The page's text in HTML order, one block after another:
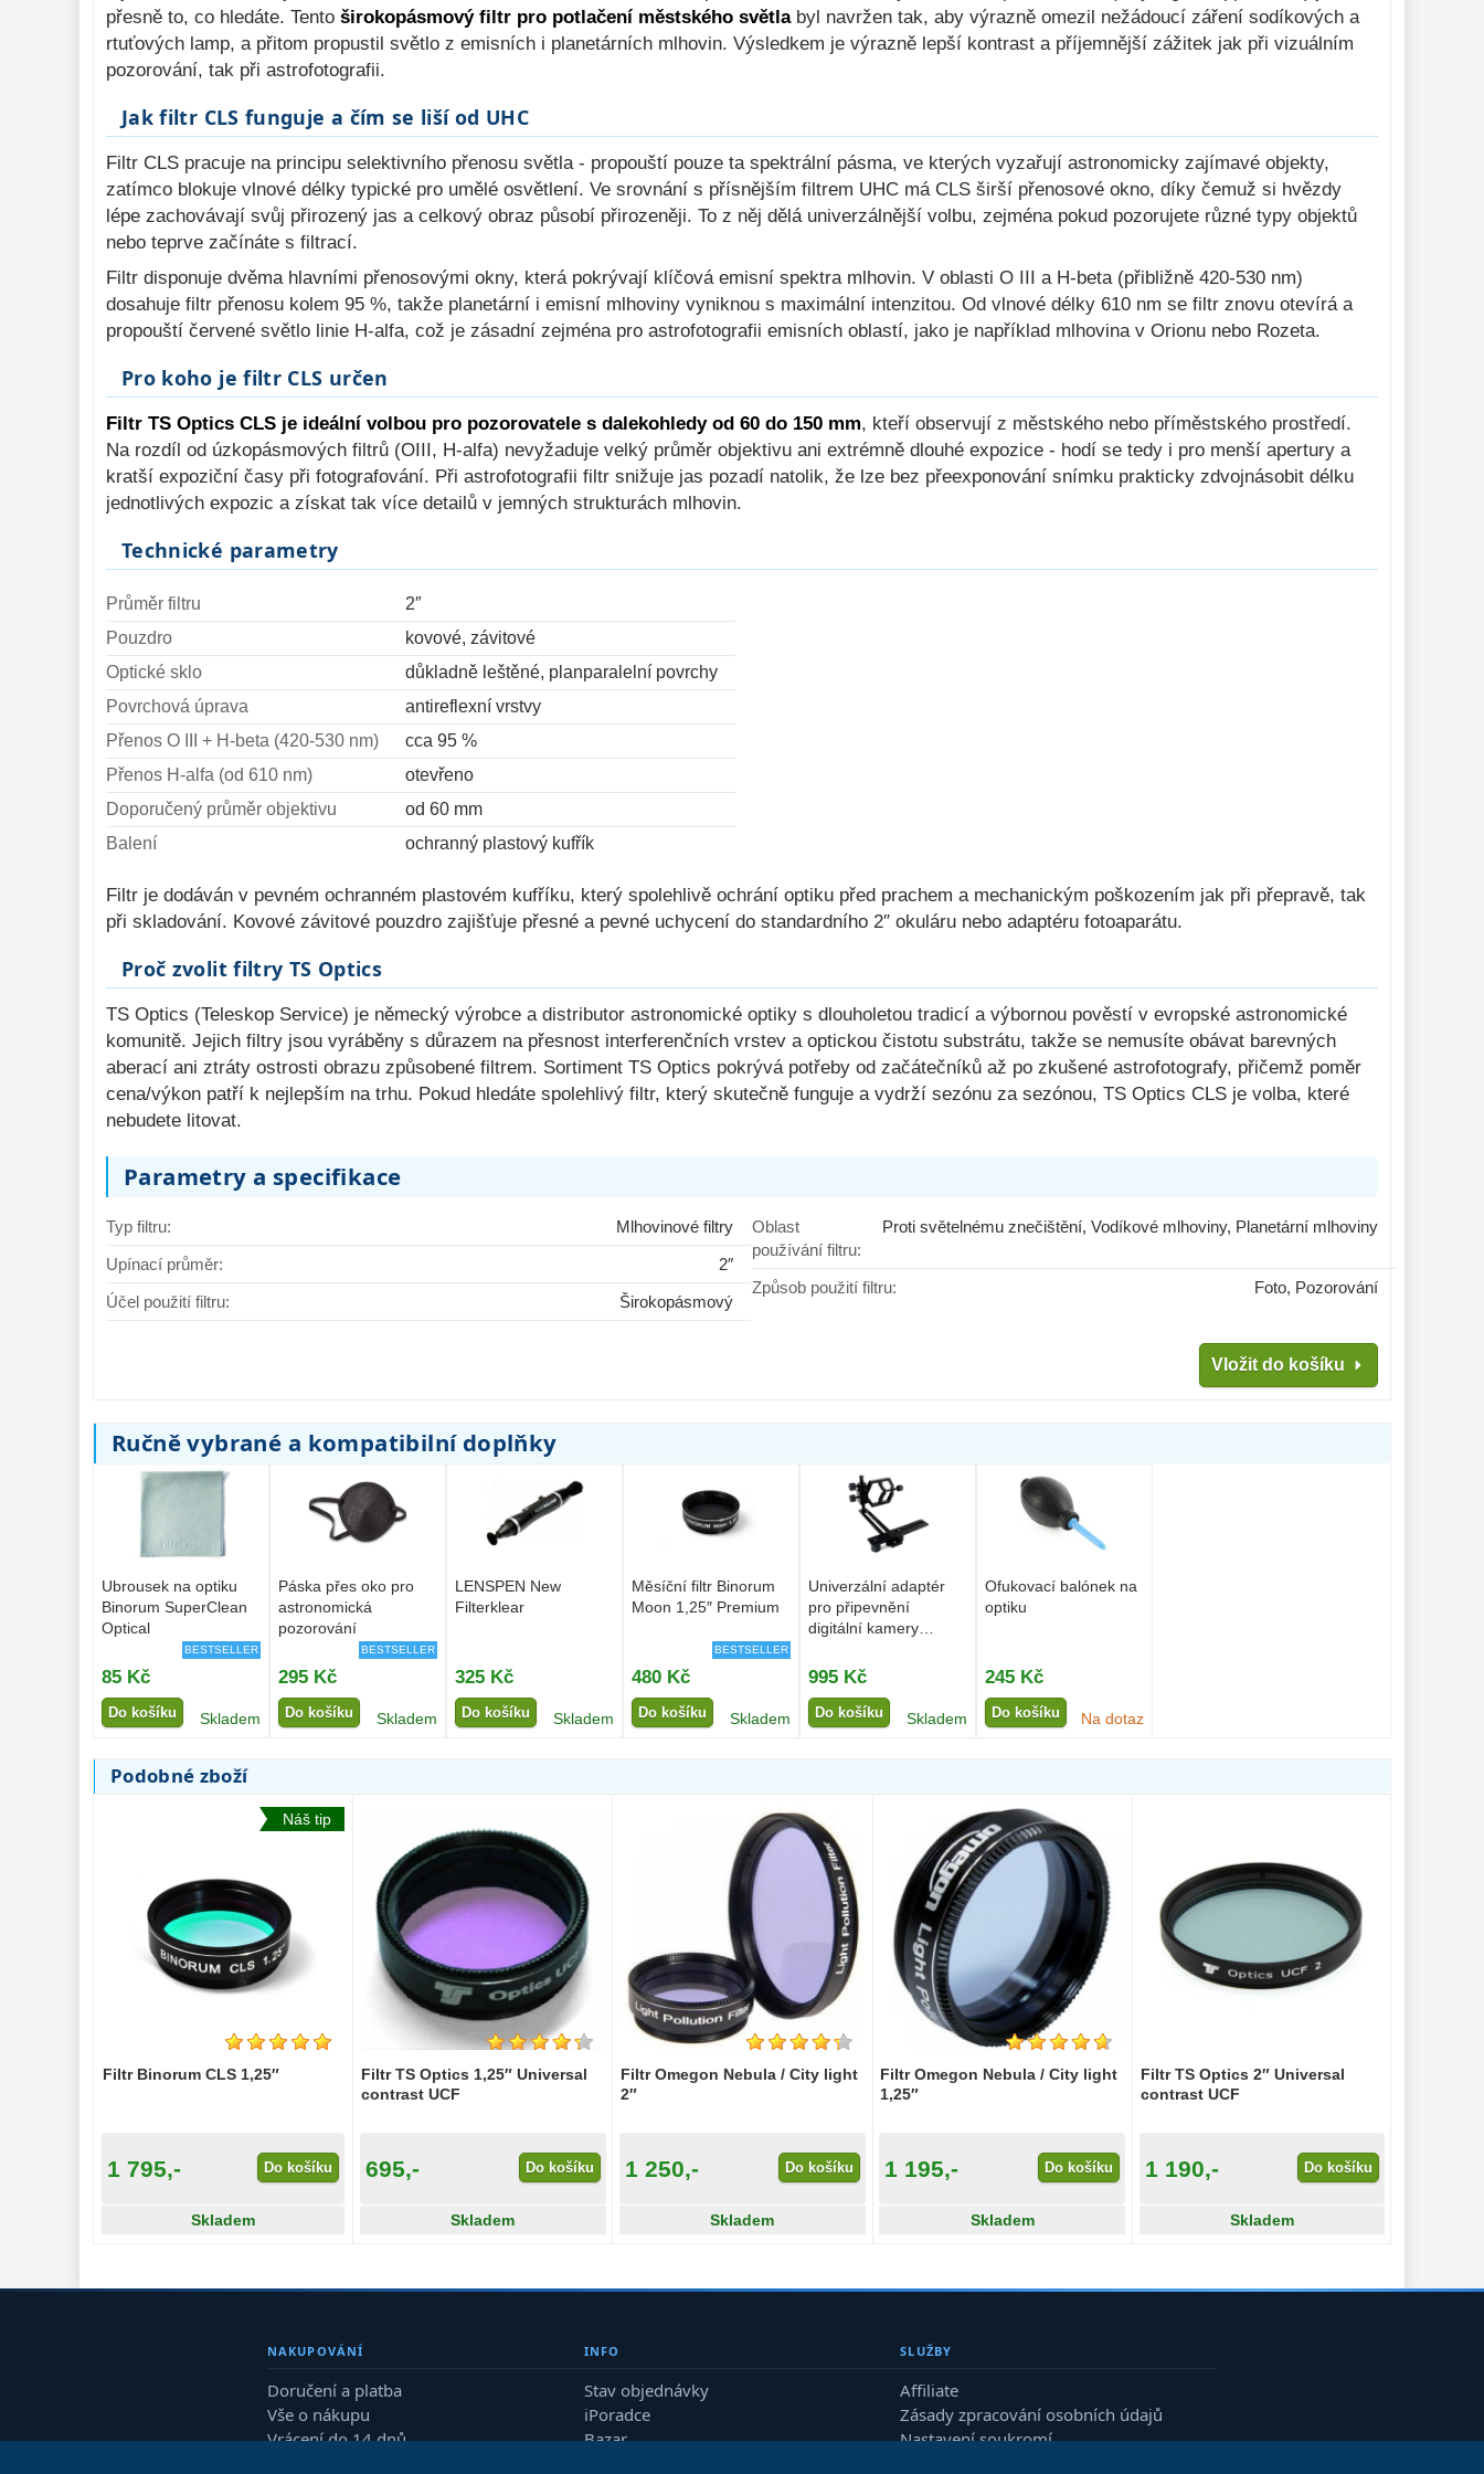
Binokulární
dalekohledy
vidění
17
Mikroskopy 76
Příslušenství
mikroskopů
16
Meteostanice
Foto stativy 10
Ostatní 179
Bazar 11
přesně to, co hledáte. Tento širokopásmový filtr pro potlačení městského světlabyl navržen tak, aby výrazně omezil nežádoucí záření sodíkových a
rtuťových lamp, a přitom propustil světlo z emisních i planetárních mlhovin. Výsledkem je výrazně lepší kontrast a příjemnější zážitek jak při vizuálním
pozorování, tak při astrofotografii.
Jak filtr CLS funguje a čím se liší od UHC
Filtr CLS pracuje na principu selektivního přenosu světla - propouští pouze ta spektrální pásma, ve kterých vyzařují astronomicky zajímavé objekty,
zatímco blokuje vlnové délky typické pro umělé osvětlení. Ve srovnání s přísnějším filtrem UHC má CLS širší přenosové okno, díky čemuž si hvězdy
lépe zachovávají svůj přirozený jas a celkový obraz působí přirozeněji. To z něj dělá univerzálnější volbu, zejména pokud pozorujete různé typy objektů
nebo teprve začínáte s filtrací.
Filtr disponuje dvěma hlavními přenosovými okny, která pokrývají klíčová emisní spektra mlhovin. V oblasti O III a H-beta (přibližně 420-530 nm)
dosahuje filtr přenosu kolem 95 %, takže planetární i emisní mlhoviny vyniknou s maximální intenzitou. Od vlnové délky 610 nm se filtr znovu otevírá a
propouští červené světlo linie H-alfa, což je zásadní zejména pro astrofotografii emisních oblastí, jako je například mlhovina v Orionu nebo Rozeta.
Pro koho je filtr CLS určen
Filtr TS Optics CLS je ideální volbou pro pozorovatele s dalekohledy od 60 do 150 mm, kteří observují z městského nebo příměstského prostředí.
Na rozdíl od úzkopásmových filtrů (OIII, H-alfa) nevyžaduje velký průměr objektivu ani extrémně dlouhé expozice - hodí se tedy i pro menší apertury a
kratší expoziční časy při fotografování. Při astrofotografii filtr snižuje jas pozadí natolik, že lze bez přeexponování snímku prakticky zdvojnásobit délku
jednotlivých expozic a získat tak více detailů v jemných strukturách mlhovin.
Technické parametry
Průměr filtru
2″
Pouzdro
kovové, závitové
Optické sklo
důkladně leštěné, planparalelní povrchy
Povrchová úprava
antireflexní vrstvy
Přenos O III + H-beta (420-530 nm)
cca 95 %
Přenos H-alfa (od 610 nm)
otevřeno
Doporučený průměr objektivu
od 60 mm
Balení
ochranný plastový kufřík
Filtr je dodáván v pevném ochranném plastovém kufříku, který spolehlivě ochrání optiku před prachem a mechanickým poškozením jak při přepravě, tak
při skladování. Kovové závitové pouzdro zajišťuje přesné a pevné uchycení do standardního 2″ okuláru nebo adaptéru fotoaparátu.
Proč zvolit filtry TS Optics
TS Optics (Teleskop Service) je německý výrobce a distributor astronomické optiky s dlouholetou tradicí a výbornou pověstí v evropské astronomické
komunitě. Jejich filtry jsou vyráběny s důrazem na přesnost interferenčních vrstev a optickou čistotu substrátu, takže se nemusíte obávat barevných
aberací ani ztráty ostrosti obrazu způsobené filtrem. Sortiment TS Optics pokrývá potřeby od začátečníků až po zkušené astrofotografy, přičemž poměr
cena/výkon patří k nejlepším na trhu. Pokud hledáte spolehlivý filtr, který skutečně funguje a vydrží sezónu za sezónou, TS Optics CLS je volba, které
nebudete litovat.
Parametry a specifikace
Typ filtru:
Mlhovinové filtry
Upínací průměr:
2″
Účel použití filtru:
Širokopásmový
Oblast
používání filtru:
Proti světelnému znečištění, Vodíkové mlhoviny, Planetární mlhoviny
Způsob použití filtru: Foto, Pozorování
Vložit do košíku
Ručně vybrané a kompatibilní doplňky
Ubrousek na optiku
Binorum SuperClean
Optical
BESTSELLER
85 Kč
Do košíku Skladem
Páska přes oko pro
astronomická
pozorování
BESTSELLER
295 Kč
Do košíku Skladem
LENSPEN New
Filterklear
325 Kč
Do košíku Skladem
Měsíční filtr Binorum
Moon 1,25″ Premium
BESTSELLER
480 Kč
Do košíku Skladem
Univerzální adaptér
pro připevnění
digitální kamery
995 Kč
Do košíku Skladem
Ofukovací balónek na
optiku
245 Kč
Do košíku Na dotaz
Podobné zboží
Náš tip
Filtr Binorum CLS 1,25″
1 795,- Do košíku
Skladem
Filtr TS Optics 1,25″ Universal
contrast UCF
695,- Do košíku
Skladem
Filtr Omegon Nebula / City light
2″
1 250,- Do košíku
Skladem
Filtr Omegon Nebula / City light
1,25″
1 195,- Do košíku
Skladem
Filtr TS Optics 2″ Universal
contrast UCF
1 190,- Do košíku
Skladem
NAKUPOVÁNÍ
Doručení a platba
Vše o nákupu
Vrácení do 14 dnů
INFO
Stav objednávky
iPoradce
Bazar
SLUŽBY
Affiliate
Zásady zpracování osobních údajů
Nastavení soukromí